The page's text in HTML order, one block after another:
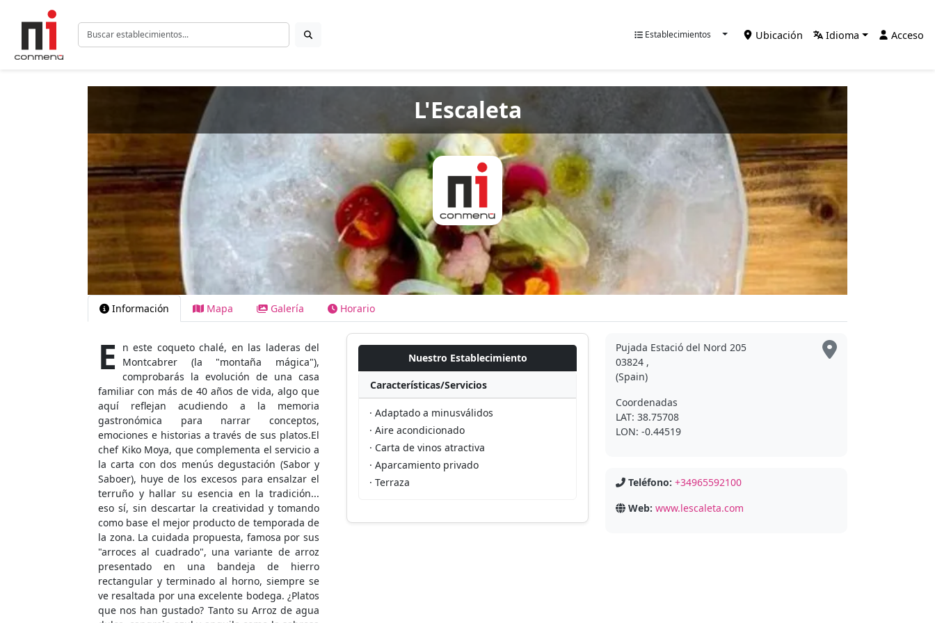
Establecimientos Ubicación Idioma Acceso
L'Escaleta
Información Mapa Galería Horario
E
n este coqueto chalé, en las laderas del
Montcabrer (la "montaña mágica"),
comprobarás la evolución de una casa
familiar con más de 40 años de vida, algo que
aquí reflejan acudiendo a la memoria
gastronómica para narrar conceptos,
emociones e historias a través de sus platos.El
chef Kiko Moya, que complementa el servicio a
la carta con dos menús degustación (Sabor y
Saboer), huye de los excesos para ensalzar el
terruño y hallar su esencia en la tradición...
eso sí, sin descartar la creatividad y tomando
como base el mejor producto de temporada de
la zona. La cuidada propuesta, famosa por sus
"arroces al cuadrado", una variante de arroz
presentado en una bandeja de hierro
rectangular y terminado al horno, siempre se
ve resaltada por una excelente bodega. ¿Platos
que nos han gustado? Tanto su Arroz de agua
Nuestro Establecimiento
Características/Servicios
· Adaptado a minusválidos
· Aire acondicionado
· Carta de vinos atractiva
· Aparcamiento privado
· Terraza
Pujada Estació del Nord 205
03824 ,
(Spain)
Coordenadas
LAT: 38.75708
LON: -0.44519
Teléfono: +34965592100
Web: www.lescaleta.com